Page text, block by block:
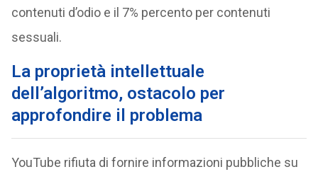
contenuti d’odio e il 7% percento per contenuti
sessuali.
La proprietà intellettuale
dell’algoritmo, ostacolo per
approfondire il problema
YouTube rifiuta di fornire informazioni pubbliche su